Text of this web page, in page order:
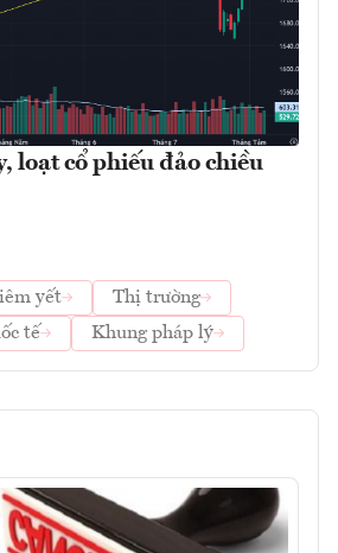
loạt cổ phiếu đảo chiều
yết
Thị trường
tế Khung pháp lý